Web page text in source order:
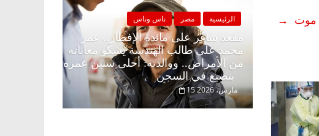
موت → الرئيسية مصر
مقعد شاغر على مائدة
محمد علي طالب الهندسة
من الأمراض.. ووالدته:
بتضيع في السجن
15 مارس، 2026
الرئيسية ناس وناس
مقعد شاغر على الإفطار وبلكونة بلا زينة
رمضان.. د. عبدالخالق فاروق خبير
اقتصادي في انتظار حلم الحرية ولمة
22 فبراير، 2026